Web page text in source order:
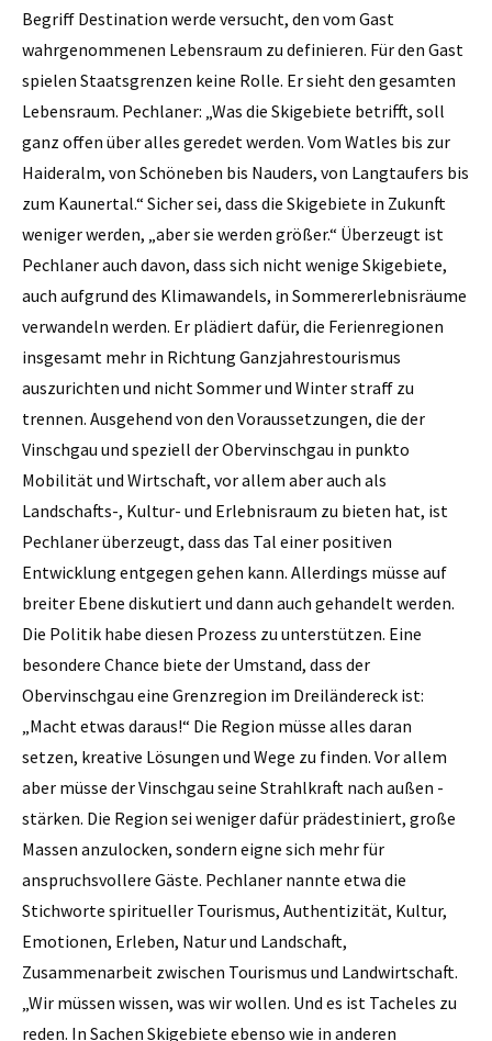
Begriff Destination werde versucht, den vom Gast
wahrgenommenen Lebensraum zu definieren. Für den Gast
spielen Staatsgrenzen keine Rolle. Er sieht den gesamten
Lebensraum. ­Pechlaner: „Was die Skigebiete betrifft, soll
ganz offen über alles geredet werden. Vom Watles bis zur
Haideralm, von Schöneben bis Nauders, von Langtaufers bis
zum Kaunertal.“ Sicher sei, dass die Skigebiete in Zukunft
weniger werden, „aber sie werden größer.“ Überzeugt ist
Pechlaner auch davon, dass sich nicht wenige Skigebiete,
auch aufgrund des Klimawandels, in Sommer­erlebnisräume
verwandeln werden. Er plädiert dafür, die Ferienregionen
insgesamt mehr in Richtung Ganzjahrestourismus
auszurichten und nicht Sommer und Winter straff zu
trennen. Ausgehend von den Voraussetzungen, die der
Vinschgau und speziell der Obervinschgau in punkto
Mobilität und Wirtschaft, vor allem aber auch als
Landschafts-, Kultur- und Erlebnisraum zu bieten hat, ist
Pechlaner überzeugt, dass das Tal einer positiven
Entwicklung entgegen gehen kann. Allerdings müsse auf
breiter Ebene diskutiert und dann auch gehandelt werden.
Die Politik habe diesen Prozess zu unterstützen. Eine
besondere Chance biete der Umstand, dass der
Obervinschgau eine Grenzregion im Dreiländereck ist:
„Macht etwas daraus!“ Die Region müsse alles daran
setzen, kreative Lösungen und Wege zu finden. Vor allem
aber müsse der Vinschgau seine Strahlkraft nach außen ­
stärken. Die Region sei weniger dafür prädestiniert, große
Massen anzulocken, sondern ­eigne sich mehr für
anspruchsvollere Gäste. Pechlaner nannte etwa die
Stichworte ­spiritueller Tourismus, Authentizität, Kultur,
Emotionen, Erleben, Natur und Landschaft,
Zusammenarbeit zwischen Tourismus und Landwirtschaft.
„Wir müssen wissen, was wir wollen. Und es ist ­Tacheles zu
reden. In Sachen Skigebiete ebenso wie in anderen